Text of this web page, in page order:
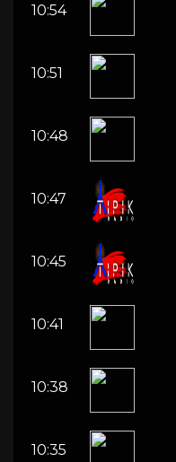
10:54
10:51
10:48
10:47
10:45
10:41
10:38
10:35